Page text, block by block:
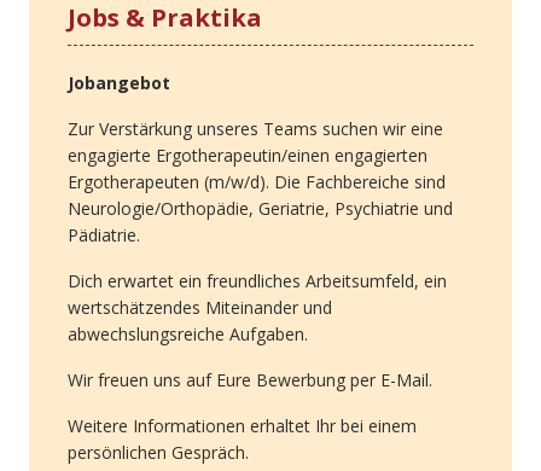
Jobs & Praktika
Jobangebot
Zur Verstärkung unseres Teams suchen wir eine
engagierte Ergotherapeutin/einen engagierten
Ergotherapeuten (m/w/d). Die Fachbereiche sind
Neurologie/Orthopädie, Geriatrie, Psychiatrie und
Pädiatrie.
Dich erwartet ein freundliches Arbeitsumfeld, ein
wertschätzendes Miteinander und
abwechslungsreiche Aufgaben.
Wir freuen uns auf Eure Bewerbung per E-Mail.
Weitere Informationen erhaltet Ihr bei einem
persönlichen Gespräch.